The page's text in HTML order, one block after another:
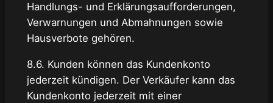
Handlungs- und Erklärungsaufforderungen,
Verwarnungen und Abmahnungen sowie
Hausverbote gehören.
8.6. Kunden können das Kundenkonto
jederzeit kündigen. Der Verkäufer kann das
Kundenkonto jederzeit mit einer